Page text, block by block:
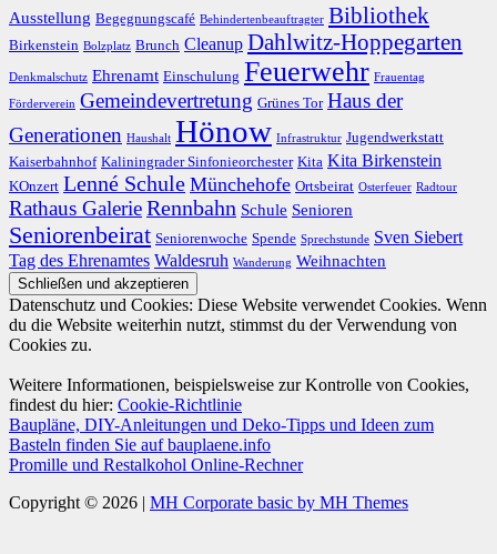
Ausstellung Begegnungscafé Behindertenbeauftragter Bibliothek
Birkenstein Bolzplatz Brunch Cleanup Dahlwitz-Hoppegarten
Denkmalschutz Ehrenamt Einschulung Feuerwehr Frauentag
Förderverein Gemeindevertretung Grünes Tor Haus der
Generationen Haushalt Hönow Infrastruktur Jugendwerkstatt
Kaiserbahnhof Kaliningrader Sinfonieorchester Kita Kita Birkenstein
KOnzert Lenné Schule Münchehofe Ortsbeirat Osterfeuer Radtour
Rathaus GalerieRennbahn Schule Senioren
Seniorenbeirat Seniorenwoche Spende Sprechstunde Sven Siebert
Tag des Ehrenamtes Waldesruh Wanderung Weihnachten
Datenschutz und Cookies: Diese Website verwendet Cookies. Wenn
du die Website weiterhin nutzt, stimmst du der Verwendung von
Cookies zu.
Weitere Informationen, beispielsweise zur Kontrolle von Cookies,
findest du hier: Cookie-Richtlinie
Baupläne, DIY-Anleitungen und Deko-Tipps und Ideen zum
Basteln finden Sie auf bauplaene.info
Promille und Restalkohol Online-Rechner
Copyright © 2026 | MH Corporate basic by MH Themes